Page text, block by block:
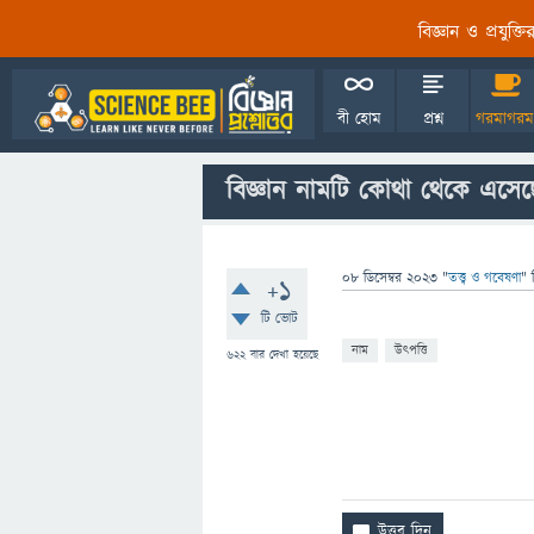
বিজ্ঞান ও
বী হোম প্রশ্ন
বিজ্ঞান নামটি কোথা থেকে
+1
টি ভোট
622বার দেখা হয়েছে
08 ডিসেম্বর 2023 "তত্ত্ব ও গবেষণা"
নাম উৎপত্তি